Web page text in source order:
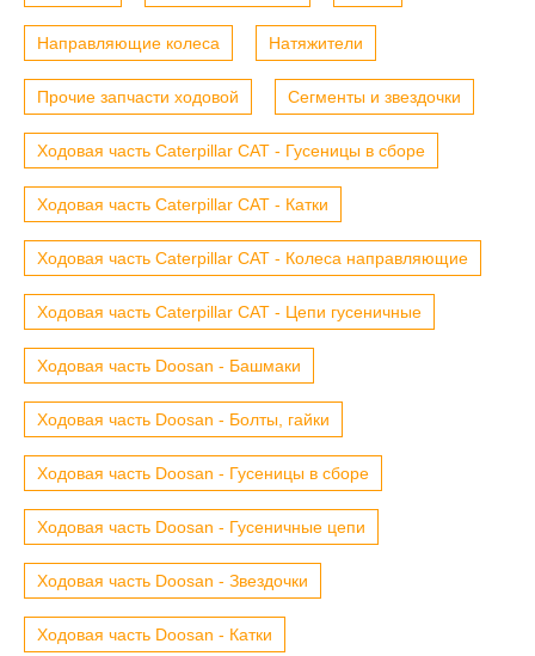
Направляющие колеса Натяжители
Прочие запчасти ходовой Сегменты и звездочки
Ходовая часть Caterpillar CAT - Гусеницы в сборе
Ходовая часть Caterpillar CAT - Катки
Ходовая часть Caterpillar CAT - Колеса направляющие
Ходовая часть Caterpillar CAT - Цепи гусеничные
Ходовая часть Doosan - Башмаки
Ходовая часть Doosan - Болты, гайки
Ходовая часть Doosan - Гусеницы в сборе
Ходовая часть Doosan - Гусеничные цепи
Ходовая часть Doosan - Звездочки
Ходовая часть Doosan - Катки